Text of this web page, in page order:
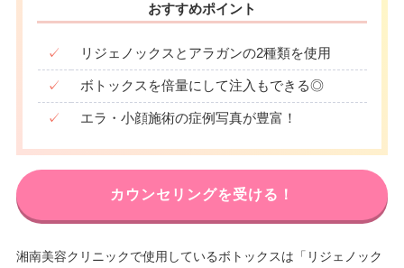
おすすめポイント
✓ リジェノックスとアラガンの2種類を使用
✓ ボトックスを倍量にして注入もできる◎
✓ エラ・小顔施術の症例写真が豊富！
カウンセリングを受ける！
湘南美容クリニックで使用しているボトックスは「リジェノック